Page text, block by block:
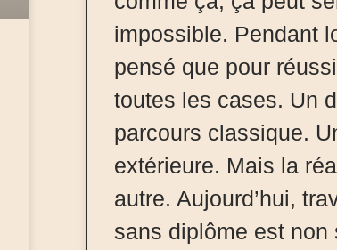
impossible. Pendant
pensé que pour
toutes les cases. Un
parcours classique.
extérieure. Mais la
autre. Aujourd’hui,
sans diplôme est non